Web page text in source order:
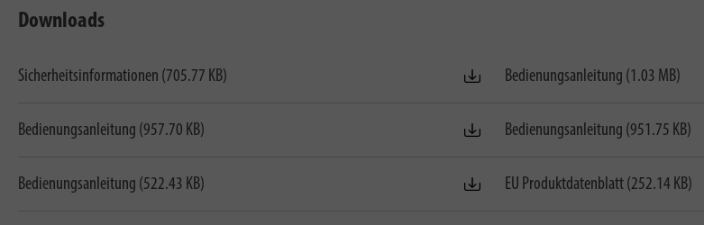
Downloads
Sicherheitsinformationen (705.77 KB) Bedienungsanleitung (1.03 MB)
Bedienungsanleitung (957.70 KB) Bedienungsanleitung (951.75 KB)
Bedienungsanleitung (522.43 KB) EU Produktdatenblatt (252.14 KB)